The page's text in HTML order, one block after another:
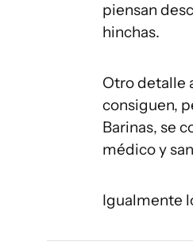
piensan
hinchas.
Otro detalle
consiguen,
Barinas, se
médico y
Igualmente